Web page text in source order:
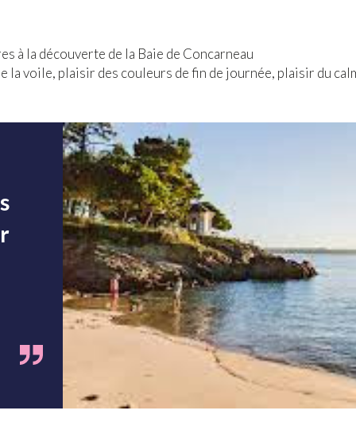
à la découverte de la Baie de Concarneau
voile, plaisir des couleurs de fin de journée, plaisir du